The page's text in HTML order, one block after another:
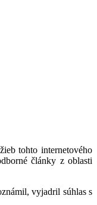
tohto internetového
články z oblasti
vyjadril súhlas s